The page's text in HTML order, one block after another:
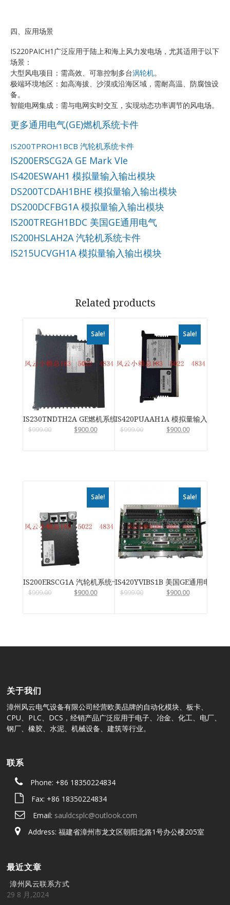
四、应用场景
IS220PAICH1广泛应用于陆上和海上风力发电场，尤其适用于以下
场景：
大型风电项目：需高效、可靠控制多台涡轮机。
极端环境地区：如高海拔、沙漠或沿海区域，需耐高温、防腐蚀设
备。
智能电网集成：需与电网实时交互，实现动态功率调节的风电场。
更多通用电气(GE)燃机系统卡件
IS200TPROH1BCB 汽轮机系统卡件
IS200ERSCG2A GE Mark VIe
IS420ESWAH1 模拟量输入输出模块
DS200TCDAH1BHE 模拟量输入输出模块
DS200DCFBG1A 模拟量输入输出模块
IS200TREGH1BDC 美国GE通用电气
IS200HSLAH2A 汽轮机系统卡件
IS215UCVGH1A 模拟量输入输出模块
Related products
Sale!
IS230TNDTH2A GE燃机系统
$999.00 $900.00
Sale!
IS420PUAAH1A 模拟量输入输出
$999.00 $900.00
Sale!
IS200ERSCG1A 汽轮机系统卡件
$999.00 $900.00
Sale!
IS420YVIBS1B 美国GE通用电气
$999.00 $900.00
关于我们
漳州风云电气设备有限公司经营欧美品牌的自动化模块、板卡、
CPU、PLC、DCS，经销产品广泛应用于电子、冶金、化工、电厂、
钢厂、橡胶、水泥、机械设备、建筑等行业。
联系
Phone: +86 18350224834
Fax: +86 18350224834
Email: sauldcsplc@outlook.com
Address: 福建省漳州市龙文区朝阳北路1号办公楼205室
最近文章
漳州风云联系方式
29 8 月,2024